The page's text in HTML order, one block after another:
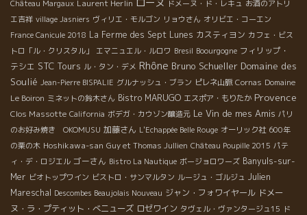
Château Margaux Laurent Herlin ドメーヌ・ド・レキュ お酒のアトリ
エ吉祥 village Jasniers ヴィリエ・モルゴン リョウさん オリビエ・コーエン
France Canicule 2018 La Ferme des Sept Lunes カスティヨン カフェ・ビス
トロ「ル・クリスタル」
エマニュエル・ルロワ Bresil Boourgogne フィリップ・
テシエ STC Tours ル・タン・デメ Rhône Bruno Schueller Domaine des
Soulié Jean-Pierre BISPALIE グルナッシュ・ブラン ピレネ山脈 Cornas Domaine
Le Boiron ミネットの鈴木さん Bistro MARUGO エスポア・もりたか Provence
Clos Massotte California ボデガ・カウゾン醸造元 Le Vin de mes Amis パリ
のお好み焼き OKOMUSU 加藤さん L'Echappée Belle Rouge オーリック社 600年
の栗の木 Hoshikawa-san Guy et Thomas Jullien Château Poupille 2015 パテ
ィ・デ・ロジエル ゴーさん Bistro La Nautique ボージョロワーズ Banyuls-sur-
Mer ビオトップワイン ビストロ・サンマルタン ルージュ・ゴルジュ Julien
Mareschal Descombes Beaujolais Nouveau ジャン・フォワイヤール ドメー
ヌ・ラ・プティット・べニューズ ロゼワイン タヴェル・ヴァンタージュ15 ド